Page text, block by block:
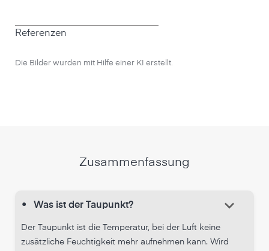
Referenzen
Die Bilder wurden mit Hilfe einer KI erstellt.
Zusammenfassung
• Was ist der Taupunkt? keyboard_arrow_down
Der Taupunkt ist die Temperatur, bei der Luft keine
zusätzliche Feuchtigkeit mehr aufnehmen kann. Wird